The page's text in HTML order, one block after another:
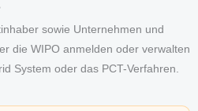
sowie Unternehmen und
die WIPO anmelden oder verwalten
System oder das PCT-Verfahren.